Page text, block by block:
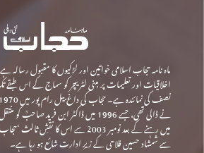
ماہ نامہ حجاب اسلامی خواتین اور لڑکیوں کا مقبول
اخلاقیات اور تعلیمات پر مبنی لٹریچر کو سماج کے اس
نے ڈالی تھی، جسے 1996 میں ڈاکٹر ابن فرید
میں رہنے کے بعد نومبر 2003 سے اس کا
سے شمشاد حسین فلاحی کے زیرِ ادارت شائع ہو رہا ہے۔